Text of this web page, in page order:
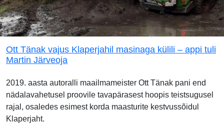
Ott Tänak vajus Klaperjahil masinaga külili – appi tuli
Martin Järveoja
2019. aasta autoralli maailmameister Ott Tänak pani end
nädalavahetusel proovile tavapärasest hoopis teistsugusel
rajal, osaledes esimest korda maasturite kestvussõidul
Klaperjaht.